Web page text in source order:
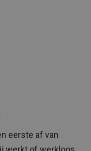
eerste af van